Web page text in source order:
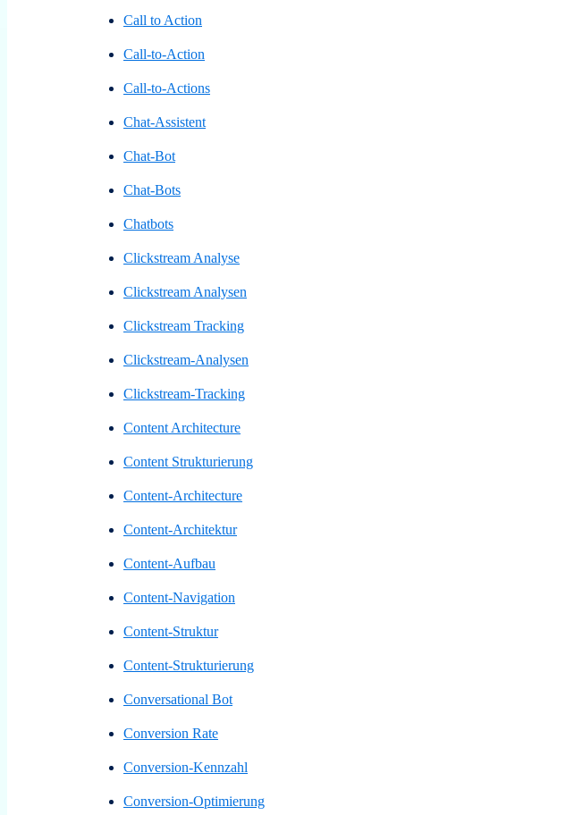
Call to Action
Call-to-Action
Call-to-Actions
Chat-Assistent
Chat-Bot
Chat-Bots
Chatbots
Clickstream Analyse
Clickstream Analysen
Clickstream Tracking
Clickstream-Analysen
Clickstream-Tracking
Content Architecture
Content Strukturierung
Content-Architecture
Content-Architektur
Content-Aufbau
Content-Navigation
Content-Struktur
Content-Strukturierung
Conversational Bot
Conversion Rate
Conversion-Kennzahl
Conversion-Optimierung